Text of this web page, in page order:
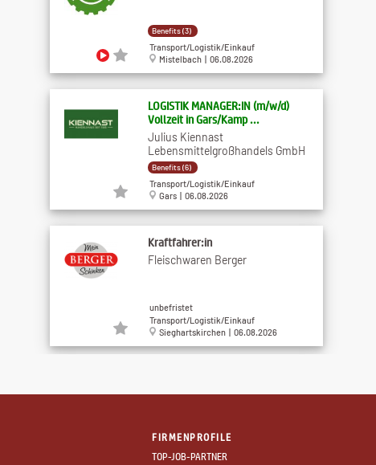
Benefits (3)
Transport/Logistik/Einkauf
Mistelbach | 06.08.2026
LOGISTIK MANAGER:IN (m/w/d)
Vollzeit in Gars/Kamp ...
Julius Kiennast
Lebensmittelgroßhandels GmbH
Benefits (6)
Transport/Logistik/Einkauf
Gars | 06.08.2026
Kraftfahrer:in
Fleischwaren Berger
unbefristet
Transport/Logistik/Einkauf
Sieghartskirchen | 06.08.2026
Maschinenring-Service NÖ-Wien
Benefits (3)
Transport/Logistik/Einkauf
FIRMENPROFILE
TOP-JOB-PARTNER